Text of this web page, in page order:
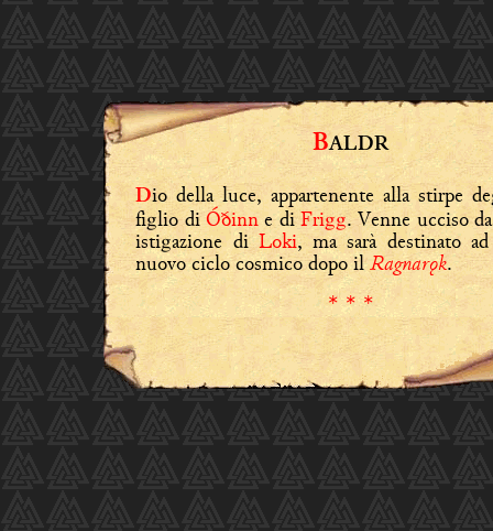
BALDR
Dio della luce, appartenente alla stirpe
figlio diÓðinn e diFrigg. Venne ucciso
istigazione diLoki, ma sarà destinato
nuovo ciclo cosmico dopo ilRagnarǫk.
* * *